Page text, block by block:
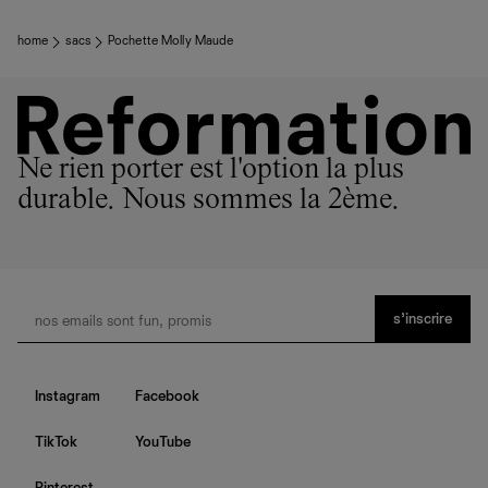
home sacs Pochette Molly Maude
Ne rien porter est l'option la plus
durable. Nous sommes la 2ème.
s’inscrire
Instagram Facebook
TikTok YouTube